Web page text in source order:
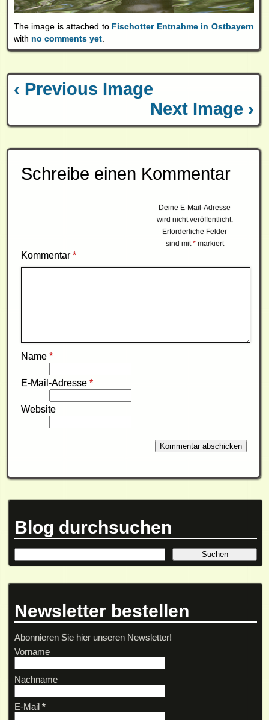
The image is attached toFischotter Entnahme in Ostbayern
with no comments yet.
‹ Previous Image
Next Image ›
Schreibe einen Kommentar
Deine E-Mail-Adresse
wird nicht veröffentlicht.
Erforderliche Felder
sind mit*markiert
Kommentar*
Name *
E-Mail-Adresse *
Website
Blog durchsuchen
Newsletter bestellen
Abonnieren Sie hier unseren Newsletter!
Vorname
Nachname
E-Mail *